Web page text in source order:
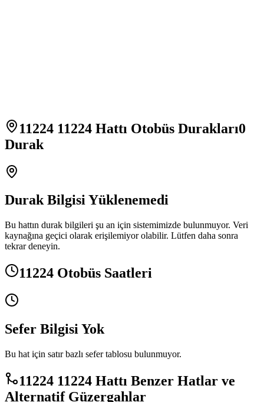
11224 11224 Hattı Otobüs Durakları0
Durak
Durak Bilgisi Yüklenemedi
Bu hattın durak bilgileri şu an için sistemimizde bulunmuyor. Veri
kaynağına geçici olarak erişilemiyor olabilir. Lütfen daha sonra
tekrar deneyin.
11224 Otobüs Saatleri
Sefer Bilgisi Yok
Bu hat için satır bazlı sefer tablosu bulunmuyor.
11224 11224 Hattı Benzer Hatlar ve
Alternatif Güzergahlar